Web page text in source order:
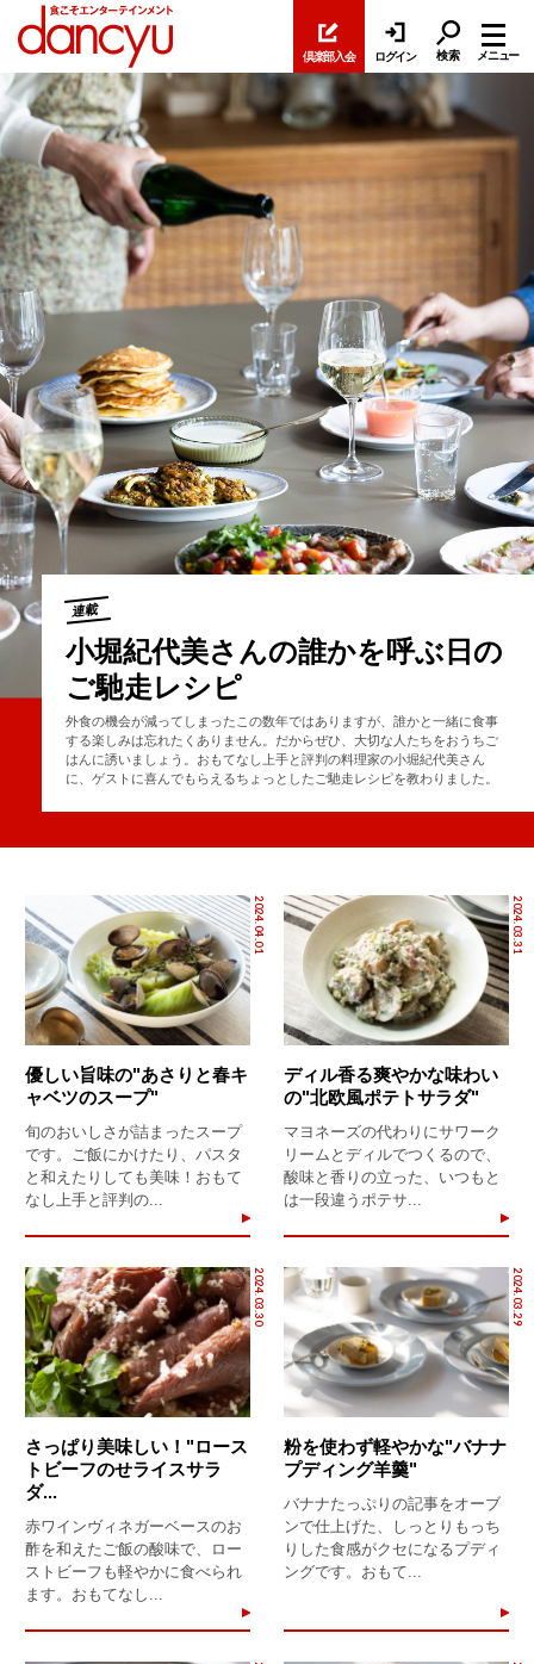
倶楽部入会 ログイン 検索 メニュー
連載
小堀紀代美さんの誰かを呼ぶ日の
ご馳走レシピ
外食の機会が減ってしまったこの数年ではありますが、誰かと一緒に食事
する楽しみは忘れたくありません。だからぜひ、大切な人たちをおうちご
はんに誘いましょう。おもてなし上手と評判の料理家の小堀紀代美さん
に、ゲストに喜んでもらえるちょっとしたご馳走レシピを教わりました。
2024.04.01
優しい旨味の"あさりと春キ
ャベツのスープ"
旬のおいしさが詰まったスープ
です。ご飯にかけたり、パスタ
と和えたりしても美味！おもて
なし上手と評判の...
2024.03.31
ディル香る爽やかな味わい
の"北欧風ポテトサラダ"
マヨネーズの代わりにサワーク
リームとディルでつくるので、
酸味と香りの立った、いつもと
は一段違うポテサ...
2024.03.30
さっぱり美味しい！"ロース
トビーフのせライスサラ
ダ...
赤ワインヴィネガーベースのお
酢を和えたご飯の酸味で、ロー
ストビーフも軽やかに食べられ
ます。おもてなし...
2024.03.29
粉を使わず軽やかな"バナナ
プディング羊羹"
バナナたっぷりの記事をオーブ
ンで仕上げた、しっとりもっち
りした食感がクセになるプディ
ングです。おもて...